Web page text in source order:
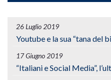
26 Luglio 2019
Youtube e la sua “tana del
17 Giugno 2019
“Italiani e Social Media”,